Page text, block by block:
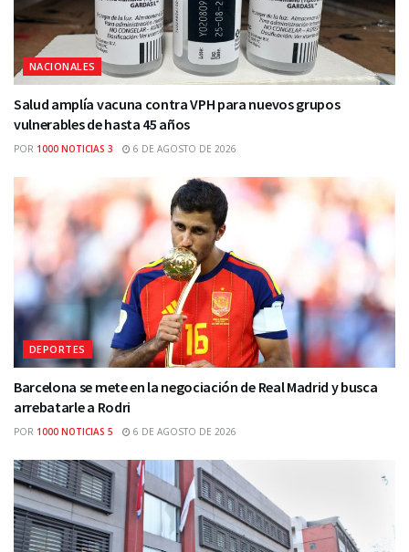
NACIONALES
Salud amplía vacuna contra VPH para nuevos grupos
vulnerables de hasta 45 años
POR 1000 NOTICIAS 3 6 DE AGOSTO DE 2026
DEPORTES
Barcelona se mete en la negociación de Real Madrid y busca
arrebatarle a Rodri
POR 1000 NOTICIAS 5 6 DE AGOSTO DE 2026